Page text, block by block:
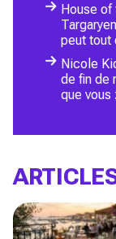
House of
peut tout
Nicole
de fin de
que vous